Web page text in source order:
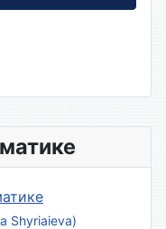
Shyriaieva)